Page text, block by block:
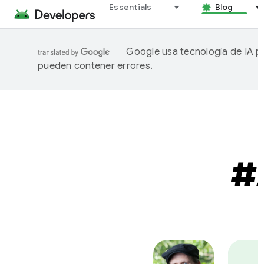
Essentials Blog
Google usa tecnología de
pueden contener errores.